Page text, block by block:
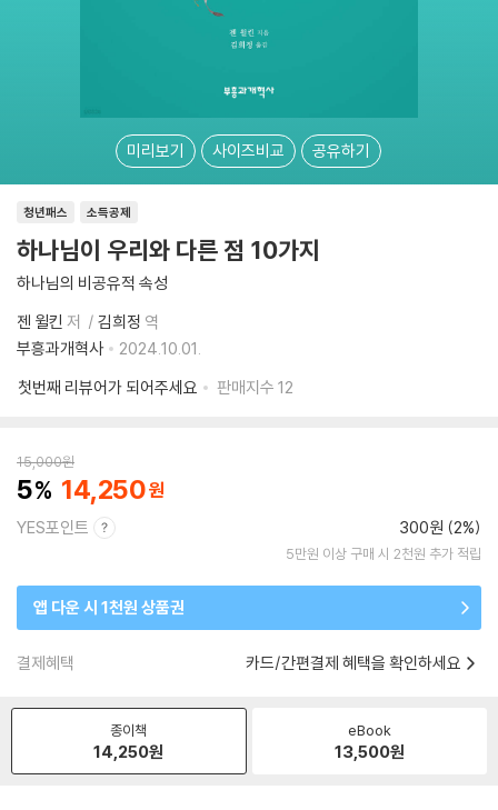
미리보기 사이즈비교 공유하기
소득공제
청년패스
하나님이 우리와 다른 점 10가지
하나님의 비공유적 속성
젠 윌킨 저 김희정 역
부흥과개혁사
2024.10.01.
첫번째 리뷰어가 되어주세요
판매지수 12
15,000원
5 14,250
YES포인트 300원 (2%)
5만원 이상 구매 시 2천원 추가 적립
앱 다운 시 1천원 상품권
결제혜택 카드/간편결제 혜택을 확인하세요
종이책
14,250원
eBook
13,500원